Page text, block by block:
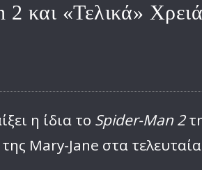
και «Τελικά»
η ίδια το Spider-Man 2
Mary-Jane στα